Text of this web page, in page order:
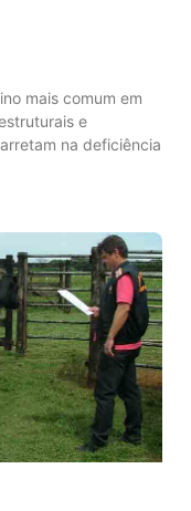
mais comum em
e
na deficiência